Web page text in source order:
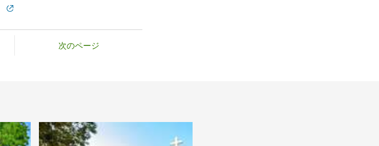
次のページ